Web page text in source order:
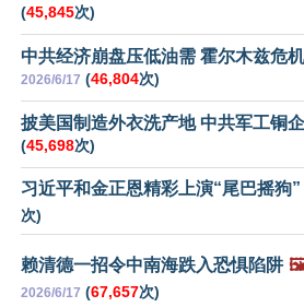
(45,845次)
中共经济崩盘压低油需 霍尔木兹危
2026/6/17 (46,804次)
披美国制造外衣洗产地 中共军工铜
(45,698次)
习近平和金正恩精彩上演“尾巴摇狗”
次)
赖清德一招令中南海跌入恐惧陷阱
2026/6/17 (67,657次)